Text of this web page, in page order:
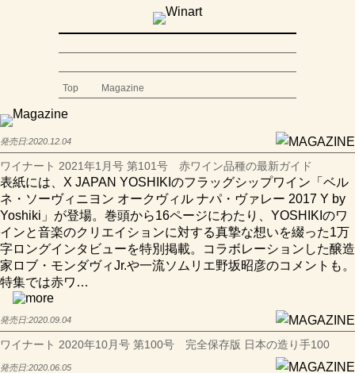
Top Magazine
発売日:2020.12.04
ワイナート 2021年1月号 第101号 赤ワイン品種の最新ガイド
表紙には、X JAPAN YOSHIKIのフラッグシップワイン「ベル
ネ・ソーヴィニヨン オークヴィル ナパ・ヴァレー 2017 Y by
Yoshiki」が登場。巻頭から16ページにわたり、YOSHIKIのワ
インと音楽のクリエイションに対する真摯な想いを綴った1万
字ロングインタビューを特別掲載。コラボレーションした醸造
家ロブ・モンダヴィJr.や一流ソムリエ野坂昭彦のコメントも。
特集では赤ワ…
発売日:2020.09.04
ワイナート 2020年10月号 第100号 完全保存版 日本の造り手100
発売日:2020.06.05